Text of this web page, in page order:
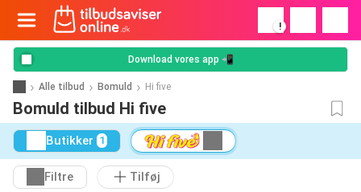
!
Download vores app 📲
Alle tilbud Bomuld Hi five
Bomuld tilbud Hi five
Butikker 1
Filtre
Tilføj